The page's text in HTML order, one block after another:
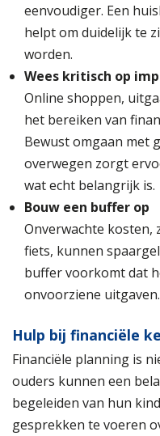
eenvoudiger. Een
helpt om duidelijk te
worden.
Wees kritisch op
Online shoppen,
het bereiken van
Bewust omgaan met
overwegen zorgt
wat echt belangrijk is.
Bouw een buffer op
Onverwachte
fiets, kunnen
buffer voorkomt dat
onvoorziene uitgaven.
Hulp bij financiële
Financiële planning is
ouders kunnen een
begeleiden van hun
gesprekken te voeren